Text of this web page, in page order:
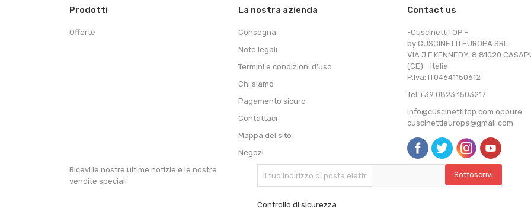
Prodotti
Offerte
La nostra azienda
Consegna
Note legali
Termini e condizioni d'uso
Chi siamo
Pagamento sicuro
Contattaci
Mappa del sito
Negozi
Contact us
-CuscinettiTOP -
by CUSCINETTI EUROPA SRL
VIA J F KENNEDY, 8 81020
(CE) - Italia
P.Iva: IT04641150612
Tel +39 0823 1503217
info@cuscinettitop.com oppure
cuscinettieuropa@gmail.com
Ricevi le nostre ultime notizie e le nostre
vendite speciali
Controllo di sicurezza